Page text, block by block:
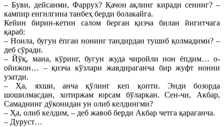
– Буви, дейсанми, Фаррух? Қачон ақлинг киради сенинг? –
кампир енгилгина танбеҳ берди болакайга.
Кейин бирин-кетин салом берган қизча билан йигитчага
қараб:
– Ноила, бугун ёпган нонинг тандирдан тушиб қолмадими? –
деб сўради.
– Йўқ, мана, кўринг, бугун жуда чиройли нон ёпдим… о-
ойижон… – қизча кўзлари жавдираганча бир жуфт нонни
узатди.
– Ҳа, яхши, анча қўлинг кеп қопти. Энди бозорда
шошилмасдан, хотиржам юрсам бўларкан. Сен-чи, Акбар,
Самаднинг дўконидан ун олиб келдингми?
– Ҳа, олиб келдим, – деб жавоб берди Акбар четга қараганча.
– Дуруст…